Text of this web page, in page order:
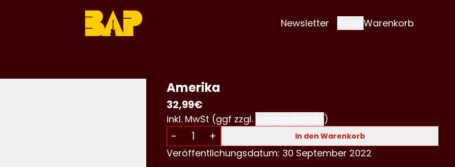
Newsletter Warenkorb
Amerika
32,99€
inkl. MwSt (ggf zzgl. )
Anzahl
- + In den Warenkorb
Veröffentlichungsdatum: 30 September 2022